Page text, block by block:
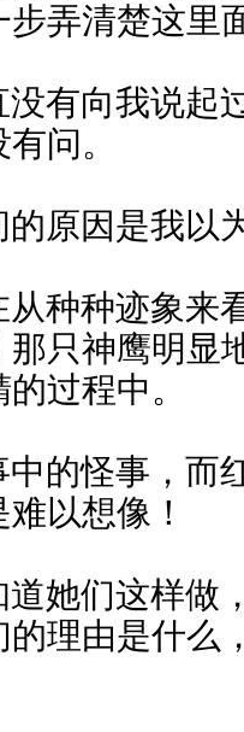
步弄清楚这里
有向我说起
问。
原因是我以
种种迹象来
那只神鹰明
过程中。
的怪事，而
以想像！
她们这样做
的理由是什么